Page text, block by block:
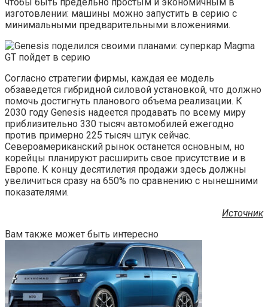
чтобы быть предельно простым и экономичным в
изготовлении: машины можно запустить в серию с
минимальными предварительными вложениями.
Согласно стратегии фирмы, каждая ее модель
обзаведется гибридной силовой установкой, что должно
помочь достигнуть планового объема реализации. К
2030 году Genesis надеется продавать по всему миру
приблизительно 330 тысяч автомобилей ежегодно
против примерно 225 тысяч штук сейчас.
Североамериканский рынок останется основным, но
корейцы планируют расширить свое присутствие и в
Европе. К концу десятилетия продажи здесь должны
увеличиться сразу на 650% по сравнению с нынешними
показателями.
Источник
Вам также может быть интересно